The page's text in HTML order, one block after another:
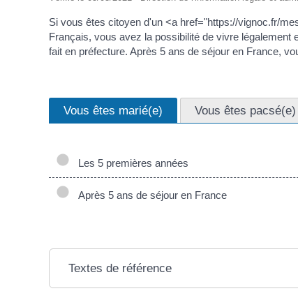
Si vous êtes citoyen d'un <a href="https://vignoc.fr/
Français, vous avez la possibilité de vivre légalement
fait en préfecture. Après 5 ans de séjour en France,
Vous êtes marié(e) Vous êtes pacsé(e)
Les 5 premières années
Après 5 ans de séjour en France
Textes de référence